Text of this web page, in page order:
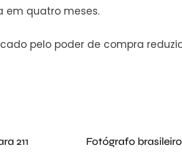
em quatro meses.
pelo poder de compra
211
Fotógrafo